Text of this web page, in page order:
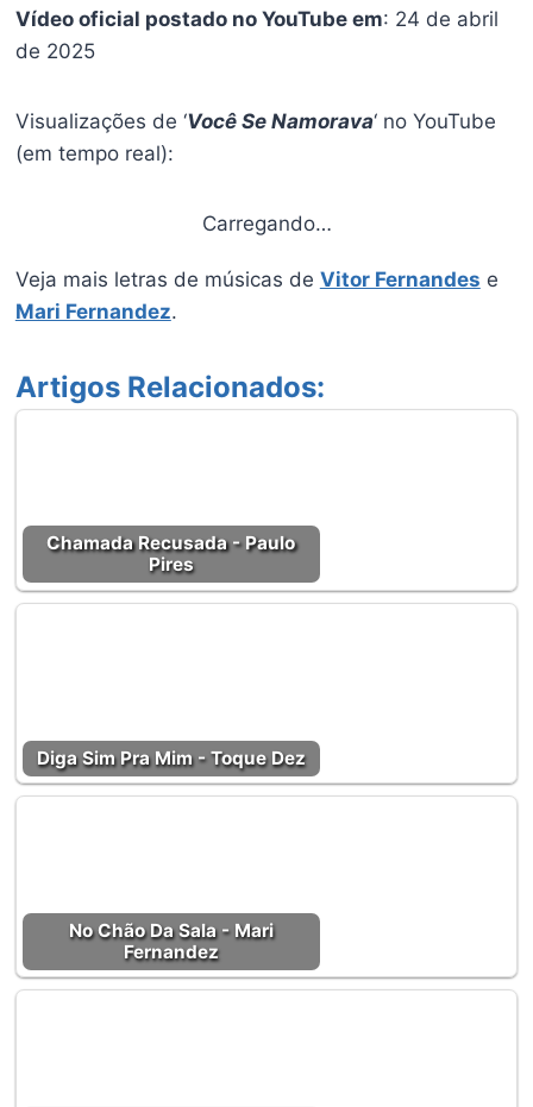
Vídeo oficial postado no YouTube em: 24 de abril
de 2025
Visualizações de ‘Você Se Namorava‘ no YouTube
(em tempo real):
Carregando…
Veja mais letras de músicas de Vitor Fernandes e
Mari Fernandez.
Artigos Relacionados:
Chamada Recusada - Paulo
Pires
Diga Sim Pra Mim - Toque Dez
No Chão Da Sala - Mari
Fernandez